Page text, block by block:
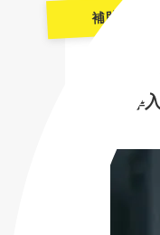
補助金・助
最終
IT導